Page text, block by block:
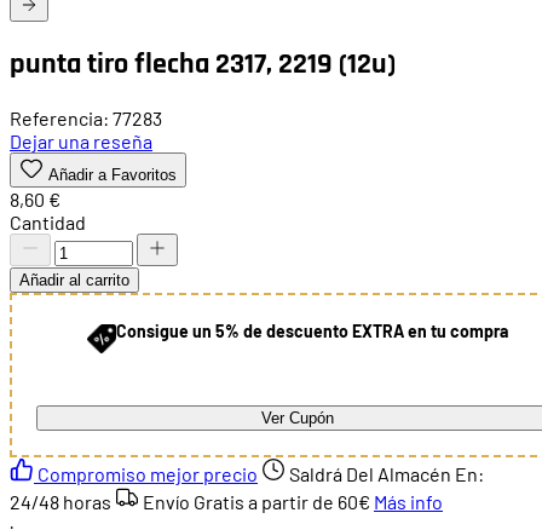
punta tiro flecha 2317, 2219 (12u)
Referencia: 77283
Dejar una reseña
Añadir a Favoritos
8,60 €
Cantidad
Añadir al carrito
Consigue un 5% de descuento EXTRA en tu compra
Ver Cupón
Compromiso mejor precio
Saldrá Del Almacén En:
24/48 horas
Envío Gratis a partir de 60€ Más info
·